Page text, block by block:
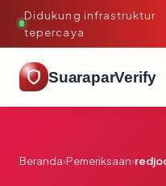
Didukung infrastruktur
tepercaya
SuaraparVerify
Beranda›Pemeriksaan›